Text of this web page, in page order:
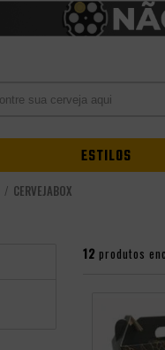
ESTILOS
CERVEJABOX
12 produtos